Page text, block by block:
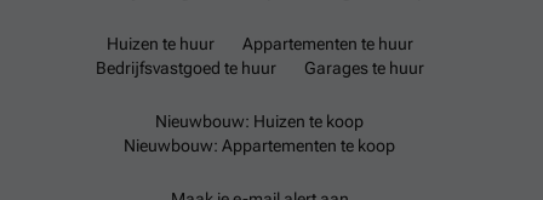
Huizen te huur
Appartementen te huur
Bedrijfsvastgoed te huur
Garages te huur
Nieuwbouw: Huizen te koop
Nieuwbouw: Appartementen te koop